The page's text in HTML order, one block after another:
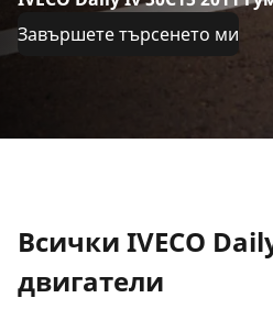
Завършете търсенето ми
Всички IVECO
двигатели